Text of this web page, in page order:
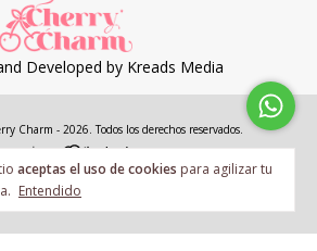
aceptas el uso de cookies para agilizar tu
Entendido
Developed by Kreads Media
Charm - 2026. Todos los derechos reservados.